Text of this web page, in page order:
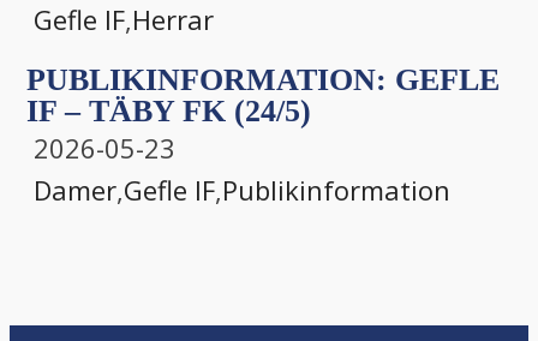
Gefle IF,Herrar
PUBLIKINFORMATION: GEFLE
IF – TÄBY FK (24/5)
2026-05-23
Damer,Gefle IF,Publikinformation